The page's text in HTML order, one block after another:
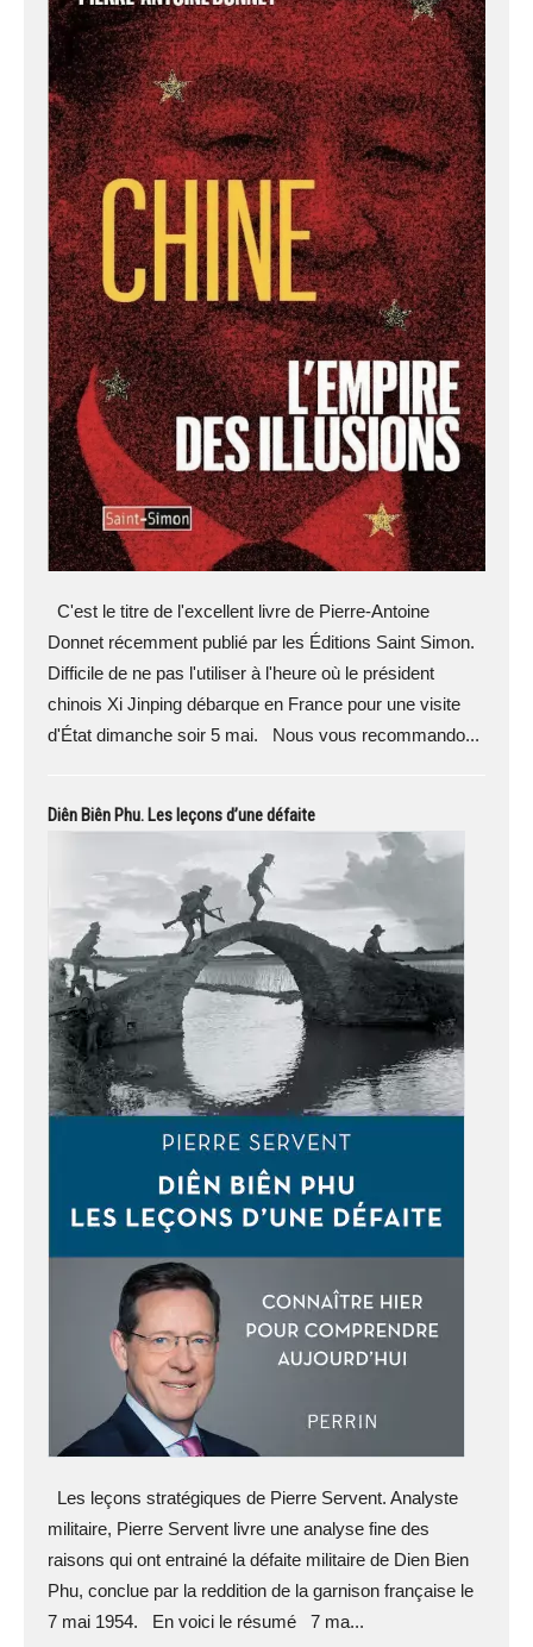
C'est le titre de l'excellent livre de Pierre-Antoine
Donnet récemment publié par les Éditions Saint Simon.
Difficile de ne pas l'utiliser à l'heure où le président
chinois Xi Jinping débarque en France pour une visite
d'État dimanche soir 5 mai. Nous vous recommando...
Diên Biên Phu. Les leçons d’une défaite
Les leçons stratégiques de Pierre Servent. Analyste
militaire, Pierre Servent livre une analyse fine des
raisons qui ont entrainé la défaite militaire de Dien Bien
Phu, conclue par la reddition de la garnison française le
7 mai 1954. En voici le résumé 7 ma...